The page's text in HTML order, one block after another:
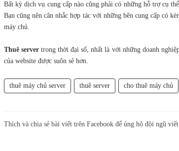
Bất kỳ dịch vụ cung cấp nào cũng phải có những hỗ trợ cụ
Bạn cũng nên cân nhắc hợp tác với những bên cung cấp có
máy chủ.
Thuê servertrong thời đại số, nhất là với những doanh
của website được suôn sẻ hơn.
thuê máy chủ server thuê server cho thuê máy chủ
Thích và chia sẻ bài viết trên Facebook để ủng hộ đội ngũ